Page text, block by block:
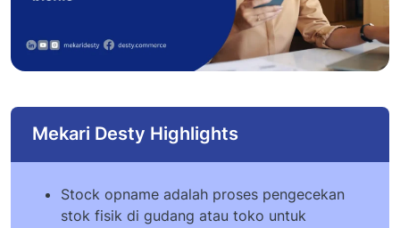
Mekari Desty Highlights
Stock opname adalah proses pengecekan
stok fisik di gudang atau toko untuk